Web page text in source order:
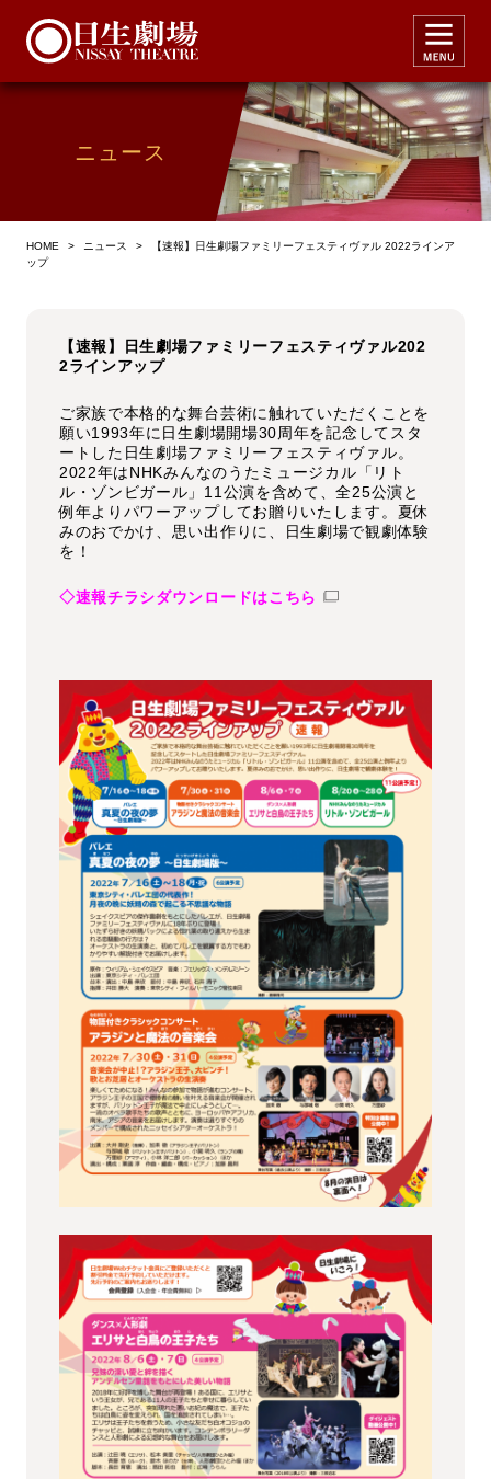
ニュース
HOME > ニュース >
【速報】日生劇場ファミリーフェスティヴァル 2022ラインア
ップ
【速報】日生劇場ファミリーフェスティヴァル202
2ラインアップ
ご家族で本格的な舞台芸術に触れていただくことを
願い1993年に日生劇場開場30周年を記念してスタ
ートした日生劇場ファミリーフェスティヴァル。
2022年はNHKみんなのうたミュージカル「リト
ル・ゾンビガール」11公演を含めて、全25公演と
例年よりパワーアップしてお贈りいたします。夏休
みのおでかけ、思い出作りに、日生劇場で観劇体験
を！
◇速報チラシダウンロードはこちら